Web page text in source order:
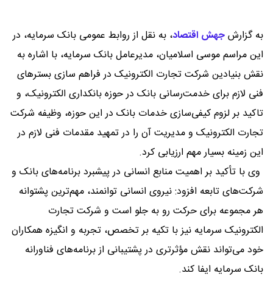
به گزارشجهش اقتصاد، به نقل از روابط عمومی بانک سرمایه، در
این مراسم موسی اسلامیان، مدیرعامل بانک سرمایه، با اشاره به
نقش بنیادین شرکت تجارت الکترونیک در فراهم سازی بسترهای
فنی لازم برای خدمت‌رسانی بانک در حوزه بانکداری الکترونیک، و
تاکید بر لزوم کیفی‌سازی خدمات بانک در این حوزه، وظیفه شرکت
تجارت الکترونیک و مدیریت آن را در تمهید مقدمات فنی لازم در
این زمینه بسیار مهم ارزیابی کرد.
وی با تأکید بر اهمیت منابع انسانی در پیشبرد برنامه‌های بانک و
شرکت‌های تابعه افزود: نیروی انسانی توانمند، مهم‌ترین پشتوانه
هر مجموعه برای حرکت رو به جلو است و شرکت تجارت
الکترونیک سرمایه نیز با تکیه بر تخصص، تجربه و انگیزه همکاران
خود می‌تواند نقش مؤثرتری در پشتیبانی از برنامه‌های فناورانه
بانک سرمایه ایفا کند.